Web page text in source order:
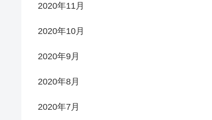
2020年11月
2020年10月
2020年9月
2020年8月
2020年7月